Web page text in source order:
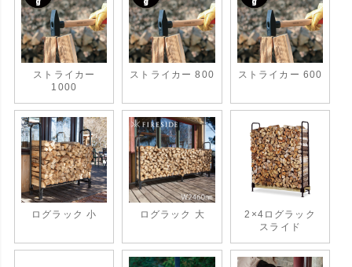
ストライカー
1000
ストライカー 800 ストライカー 600
ログラック 小 ログラック 大
2×4ログラック
スライド